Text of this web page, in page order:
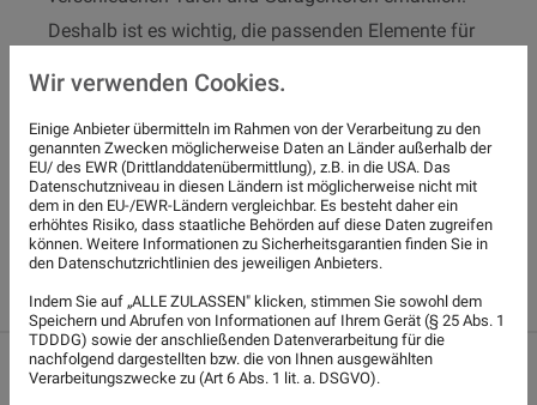
Deshalb ist es wichtig, die passenden Elemente für
und gehen dabei auf Ihre individuellen Bedürfnisse
ein.
Kontakt aufnehmen
Wir verwenden Cookies.
Einige Anbieter übermitteln im Rahmen von der Verarbeitung zu den
genannten Zwecken möglicherweise Daten an Länder außerhalb der
EU/ des EWR (Drittlanddatenübermittlung), z.B. in die USA. Das
Datenschutzniveau in diesen Ländern ist möglicherweise nicht mit
dem in den EU-/EWR-Ländern vergleichbar. Es besteht daher ein
erhöhtes Risiko, dass staatliche Behörden auf diese Daten zugreifen
können. Weitere Informationen zu Sicherheitsgarantien finden Sie in
den Datenschutzrichtlinien des jeweiligen Anbieters.
Indem Sie auf „ALLE ZULASSEN" klicken, stimmen Sie sowohl dem
Speichern und Abrufen von Informationen auf Ihrem Gerät (§ 25 Abs. 1
TDDDG) sowie der anschließenden Datenverarbeitung für die
nachfolgend dargestellten bzw. die von Ihnen ausgewählten
Verarbeitungszwecke zu (Art 6 Abs. 1 lit. a. DSGVO).